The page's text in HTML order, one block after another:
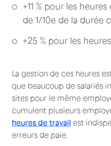
+11 % pour les
de 1/10e de la durée
+25 % pour les
La gestion de ces heures
que beaucoup de salariés
sites pour le même
cumulent plusieurs
heures de travail est
erreurs de paie.